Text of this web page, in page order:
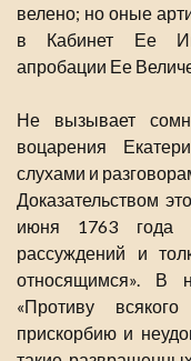
велено; но оные
в Кабинет Ее
апробации Ее
Не вызывает
воцарения
слухами и
Доказательством
июня 1763 года
рассуждений и
относящимся». В
«Противу
прискорбию и